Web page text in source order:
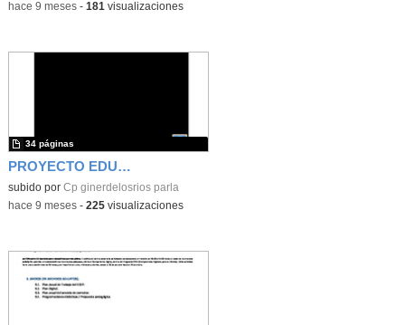
-hace 9 meses- 181 visualizaciones
PROYECTO EDUCATIVO 2025-2026
subido por Cp ginerdelosrios parla
34 páginas
-hace 9 meses- 225visualizaciones